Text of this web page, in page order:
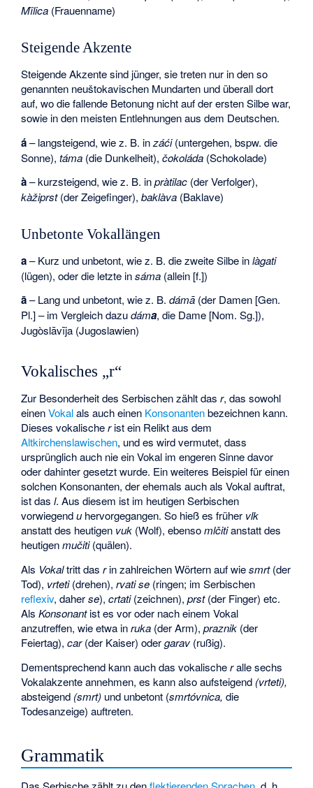
Mȉlica (Frauenname)
Steigende Akzente
Steigende Akzente sind jünger, sie treten nur in den so
genannten neuštokavischen Mundarten und überall dort
auf, wo die fallende Betonung nicht auf der ersten Silbe war,
sowie in den meisten Entlehnungen aus dem Deutschen.
á– langsteigend, wie z. B. inzáći(untergehen, bspw. die
Sonne),táma (die Dunkelheit),čokoláda (Schokolade)
à– kurzsteigend, wie z. B. inpràtilac (der Verfolger),
kàžiprst(der Zeigefinger),baklàva (Baklave)
Unbetonte Vokallängen
a– Kurz und unbetont, wie z. B. die zweite Silbe inlàgati
(lügen), oder die letzte insáma (allein [f.])
ā– Lang und unbetont, wie z. B.dámā (der Damen [Gen.
Pl.] – im Vergleich dazudáma, die Dame [Nom. Sg.]),
Jugòslāvīja (Jugoslawien)
Vokalisches „r“
Zur Besonderheit des Serbischen zählt dasr, das sowohl
einenVokalals auch einen Konsonantenbezeichnen kann.
Dieses vokalischerist ein Relikt aus dem
Altkirchenslawischen, und es wird vermutet, dass
ursprünglich auch nie ein Vokal im engeren Sinne davor
oder dahinter gesetzt wurde. Ein weiteres Beispiel für einen
solchen Konsonanten, der ehemals auch als Vokal auftrat,
ist dasl. Aus diesem ist im heutigen Serbischen
vorwiegenduhervorgegangen. So hieß es früher vlk
anstatt des heutigen vuk (Wolf), ebensomlčitianstatt des
heutigenmučiti(quälen).
Als Vokaltritt dasrin zahlreichen Wörtern auf wiesmrt(der
Tod), vrteti(drehen),rvati se (ringen; im Serbischen
reflexiv, daherse),crtati(zeichnen),prst(der Finger) etc.
AlsKonsonantist es vor oder nach einem Vokal
anzutreffen, wie etwa inruka (der Arm),praznik (der
Feiertag),car(der Kaiser) odergarav (rußig).
Dementsprechend kann auch das vokalischeralle sechs
Vokalakzente annehmen, es kann also aufsteigend (vrteti),
absteigend (smrt) und unbetont (smrtóvnica, die
Todesanzeige) auftreten.
Grammatik